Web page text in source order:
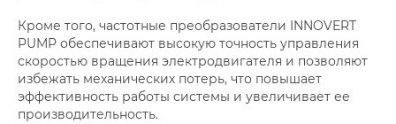
Кроме того, частотные преобразователи INNOVERT
PUMP обеспечивают высокую точность управления
скоростью вращения электродвигателя и позволяют
избежать механических потерь, что повышает
эффективность работы системы и увеличивает ее
производительность.